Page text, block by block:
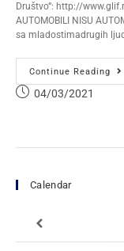
Društvo“: http://
AUTOMOBILI NISU
sa mladostimadrugih
Continue Reading
04/03/2021
Calendar